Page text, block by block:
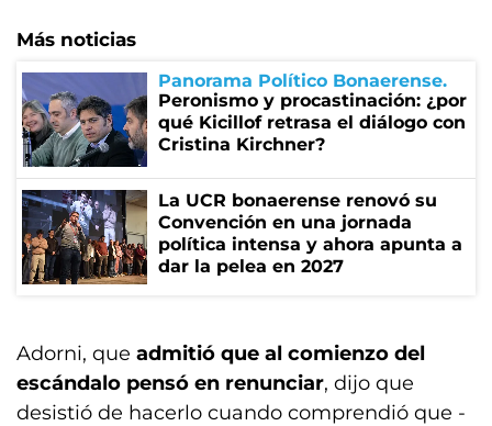
Más noticias
Panorama Político Bonaerense
Peronismo y procastinación: ¿por
qué Kicillof retrasa el diálogo con
Cristina Kirchner?
La UCR bonaerense renovó su
Convención en una jornada
política intensa y ahora apunta a
dar la pelea en 2027
Adorni, que admitió que al comienzo del
escándalo pensó en renunciar, dijo que
desistió de hacerlo cuando comprendió que -